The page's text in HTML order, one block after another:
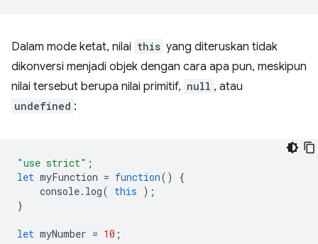
Dalam mode ketat, nilai this yang diteruskan tidak
dikonversi menjadi objek dengan cara apa pun, meskipun
nilai tersebut berupa nilai primitif, null , atau
undefined :
"use strict" ;
let myFunction = function()
{
console. log( this );
}
let myNumber = 10 ;